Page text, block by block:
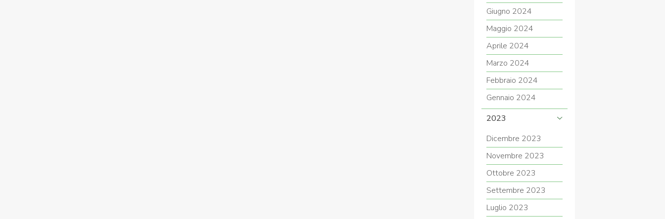
Giugno 2024
Maggio 2024
Aprile 2024
Marzo 2024
Febbraio 2024
Gennaio 2024
2023
Dicembre 2023
Novembre 2023
Ottobre 2023
Settembre 2023
Luglio 2023